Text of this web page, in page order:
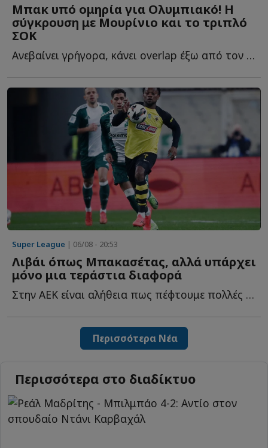
Μπακ υπό ομηρία για Ολυμπιακό! Η
σύγκρουση με Μουρίνιο και το τριπλό
ΣΟΚ
Ανεβαίνει γρήγορα, κάνει overlap έξω από τον εξτρέμ, πατά σ...
Super League | 06/08 - 20:53
Λιβάι όπως Μπακασέτας, αλλά υπάρχει
μόνο μια τεράστια διαφορά
Στην ΑΕΚ είναι αλήθεια πως πέφτουμε πολλές στην παγίδα ν...
Περισσότερα Νέα
Περισσότερα στο διαδίκτυο